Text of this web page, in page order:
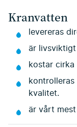
Kranvatten
levereras
är
kostar cirka
kvalitet.
är vårt